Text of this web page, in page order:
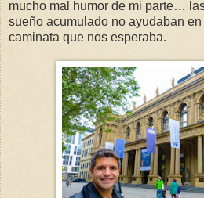
mucho mal humor de mi parte…
sueño acumulado no ayudaban
caminata que nos esperaba.